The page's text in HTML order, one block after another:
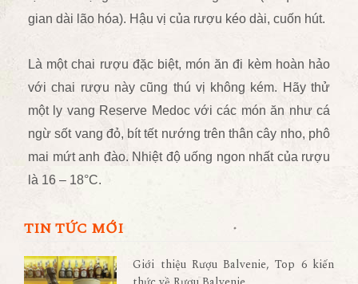
gian dài lão hóa). Hậu vị của rượu kéo dài, cuốn hút.
Là một chai rượu đặc biệt, món ăn đi kèm hoàn hảo
với chai rượu này cũng thú vị không kém. Hãy thử
một ly vang Reserve Medoc với các món ăn như cá
ngừ sốt vang đỏ, bít tết nướng trên thân cây nho, phô
mai mứt anh đào. Nhiệt độ uống ngon nhất của rượu
là 16 – 18°C.
TIN TỨC MỚI
Giới thiệu Rượu Balvenie, Top 6 kiến